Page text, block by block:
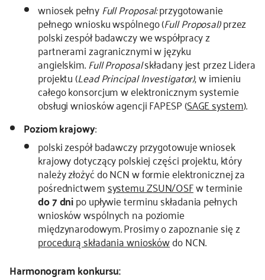
wniosek pełnyFull Proposal:przygotowanie
pełnego wniosku wspólnego (Full Proposal)przez
polski zespół badawczy we współpracy z
partnerami zagranicznymi w języku
angielskim.FullProposalskładany jest przez Lidera
projektu (Lead Principal Investigator), w imieniu
całego konsorcjum w elektronicznym systemie
obsługi wniosków agencji FAPESP (SAGE system).
Poziom krajowy:
polski zespół badawczy przygotowuje wniosek
krajowy dotyczący polskiej części projektu, który
należy złożyć do NCN w formie elektronicznej za
pośrednictwemsystemu ZSUN/OSFw terminie
do 7 dnipo upływie terminu składania pełnych
wniosków wspólnych na poziomie
międzynarodowym. Prosimy o zapoznanie się z
procedurą składania wnioskówdo NCN.
Harmonogram konkursu: